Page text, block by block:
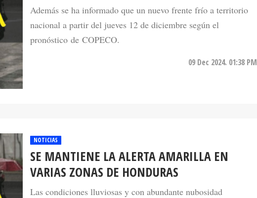
Además se ha informado que un nuevo frente frío a territorio
nacional a partir del jueves 12 de diciembre según el
pronóstico de COPECO.
09 Dec 2024. 01:38 PM
NOTICIAS
SE MANTIENE LA ALERTA AMARILLA EN
VARIAS ZONAS DE HONDURAS
Las condiciones lluviosas y con abundante nubosidad